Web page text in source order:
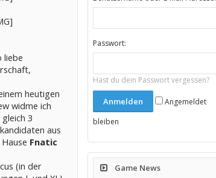
liebe
heutigen
widme ich
3
aus
Fnatic
(in der
Passwort:
Hast du dein Passwort vergessen?
Angemeldet
bleiben
Game News